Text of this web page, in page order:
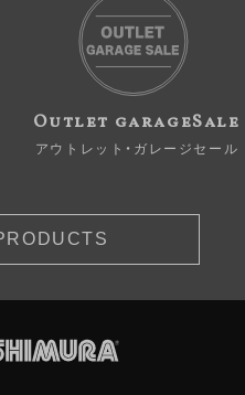
Outlet garageSale
アウトレット・ガレージセール